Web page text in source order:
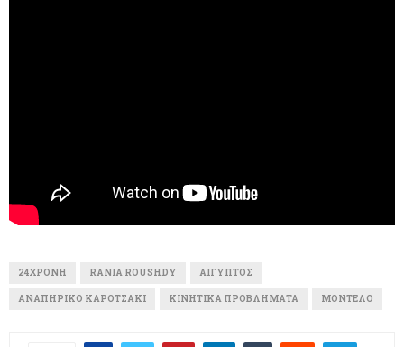
24ΧΡΌΝΗ RANIA ROUSHDY ΑΊΓΥΠΤΟΣ
ΑΝΑΠΗΡΙΚΌ ΚΑΡΟΤΣΑΚΙ ΚΙΝΗΤΙΚΆ ΠΡΟΒΛΉΜΑΤΑ ΜΟΝΤΈΛΟ